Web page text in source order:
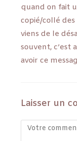
quand on fait
copié/collé
viens de le
souvent, c’est
avoir ce
Laisser un